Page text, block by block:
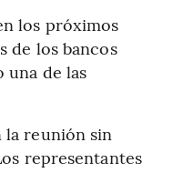
los próximos
de los bancos
una de las
la reunión sin
representantes